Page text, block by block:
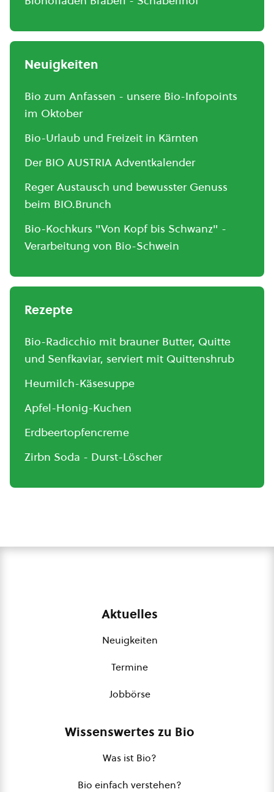
Neuigkeiten
Bio zum Anfassen - unsere Bio-Infopoints
im Oktober
Bio-Urlaub und Freizeit in Kärnten
Der BIO AUSTRIA Adventkalender
Reger Austausch und bewusster Genuss
beim BIO.Brunch
Bio-Kochkurs "Von Kopf bis Schwanz" -
Verarbeitung von Bio-Schwein
Rezepte
Bio-Radicchio mit brauner Butter, Quitte
und Senfkaviar, serviert mit Quittenshrub
Heumilch-Käsesuppe
Apfel-Honig-Kuchen
Erdbeertopfencreme
Zirbn Soda - Durst-Löscher
Aktuelles
Neuigkeiten
Termine
Jobbörse
Wissenswertes zu Bio
Was ist Bio?
Bio einfach verstehen?